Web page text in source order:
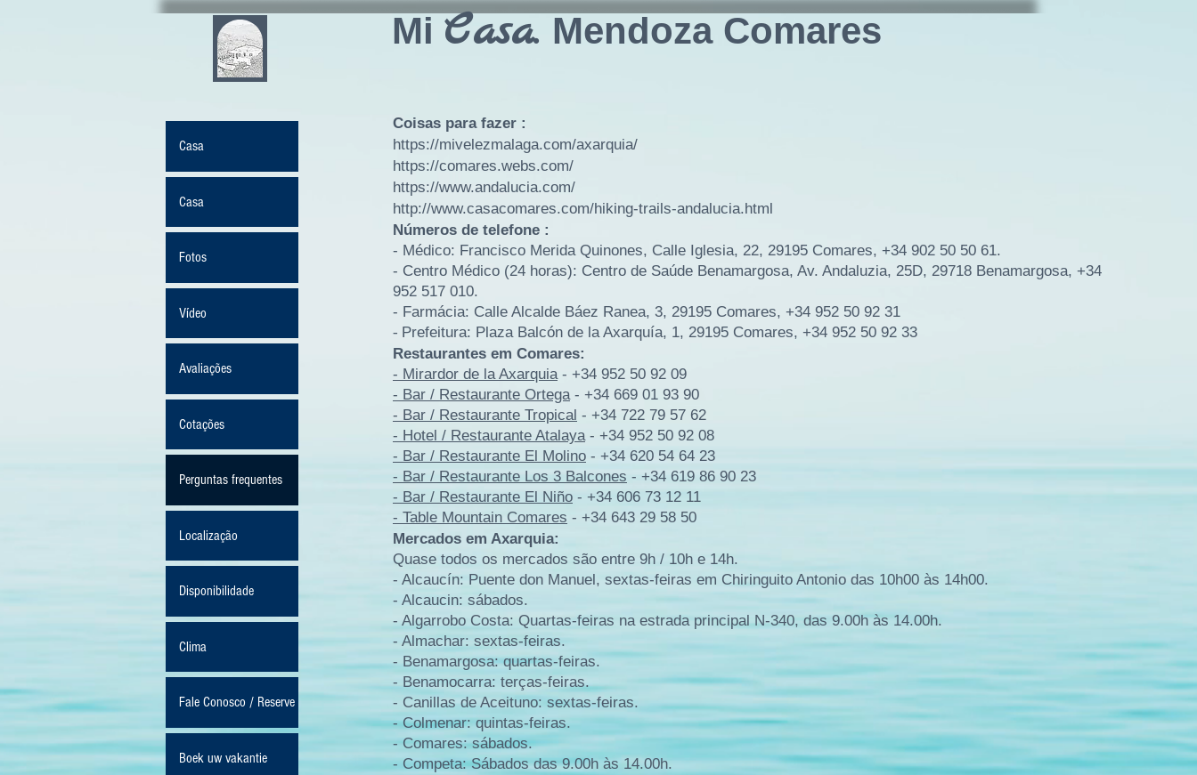
Mi Casa. Mendoza Comares
Casa
Casa
Fotos
Vídeo
Avaliações
Cotações
Perguntas frequentes
Localização
Disponibilidade
Clima
Fale Conosco / Reserve
Boek uw vakantie
Coisas para fazer :
https://mivelezmalaga.com/axarquia/
https://comares.webs.com/
https://www.andalucia.com/
http://www.casacomares.com/hiking-trails-andalucia.html
Números de telefone :
- Médico: Francisco Merida Quinones, Calle Iglesia, 22, 29195 Comares, +34 902 50 50 61.
- Centro Médico (24 horas): Centro de Saúde Benamargosa, Av. Andaluzia, 25D, 29718 Benamargosa, +34
952 517 010.
- Farmácia: Calle Alcalde Báez Ranea, 3, 29195 Comares, +34 952 50 92 31
- Prefeitura: Plaza Balcón de la Axarquía, 1, 29195 Comares, +34 952 50 92 33
Restaurantes em Comares:
- Mirardor de la Axarquia- +34 952 50 92 09
- Bar / Restaurante Ortega- +34 669 01 93 90
- Bar / Restaurante Tropical - +34 722 79 57 62
- Hotel / Restaurante Atalaya- +34 952 50 92 08
- Bar / Restaurante El Molino - +34 620 54 64 23
- Bar / Restaurante Los 3 Balcones - +34 619 86 90 23
- Bar / Restaurante El Niño - +34 606 73 12 11
- Table Mountain Comares - +34 643 29 58 50
Mercados em Axarquia:
Quase todos os mercados são entre 9h / 10h e 14h.
- Alcaucín: Puente don Manuel, sextas-feiras em Chiringuito Antonio das 10h00 às 14h00.
- Alcaucin: sábados.
- Algarrobo Costa: Quartas-feiras na estrada principal N-340, das 9.00h às 14.00h.
- Almachar: sextas-feiras.
- Benamargosa: quartas-feiras.
- Benamocarra: terças-feiras.
- Canillas de Aceituno: sextas-feiras.
- Colmenar: quintas-feiras.
- Comares: sábados.
- Competa: Sábados das 9.00h às 14.00h.